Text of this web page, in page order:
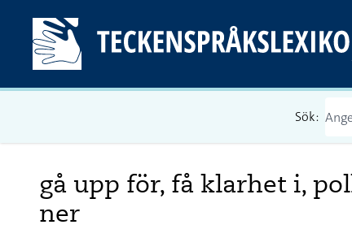
Sök:
gå upp för, få klarhet i,
ner